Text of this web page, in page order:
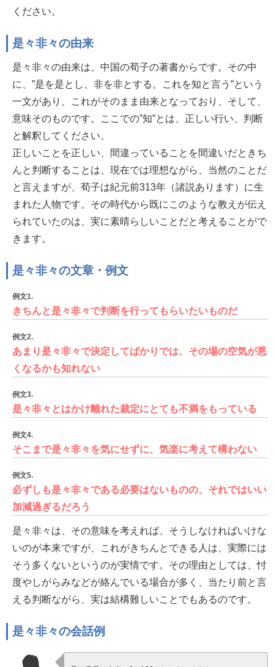
ください。
是々非々の由来
是々非々の由来は、中国の荀子の著書からです。その中
に、”是を是とし、非を非とする。これを知と言う”という
一文があり、これがそのまま由来となっており、そして、
意味そのものです。ここでの”知”とは、正しい行い、判断
と解釈してください。
正しいことを正しい、間違っていることを間違いだときち
んと判断することは、現在では理想ながら、当然のことだ
と言えますが、荀子は紀元前313年（諸説あります）に生
まれた人物です。その時代から既にこのような教えが伝え
られていたのは、実に素晴らしいことだと考えることがで
きます。
是々非々の文章・例文
例文1.
きちんと是々非々で判断を行ってもらいたいものだ
例文2.
あまり是々非々で決定してばかりでは、その場の空気が悪
くなるかも知れない
例文3.
是々非々とはかけ離れた裁定にとても不満をもっている
例文4.
そこまで是々非々を気にせずに、気楽に考えて構わない
例文5.
必ずしも是々非々である必要はないものの、それではいい
加減過ぎるだろう
是々非々は、その意味を考えれば、そうしなければいけな
いのが本来ですが、これがきちんとできる人は、実際には
そう多くないというのが実情です。その理由としては、忖
度やしがらみなどが絡んでいる場合が多く、当たり前と言
える判断ながら、実は結構難しいことでもあるのです。
是々非々の会話例